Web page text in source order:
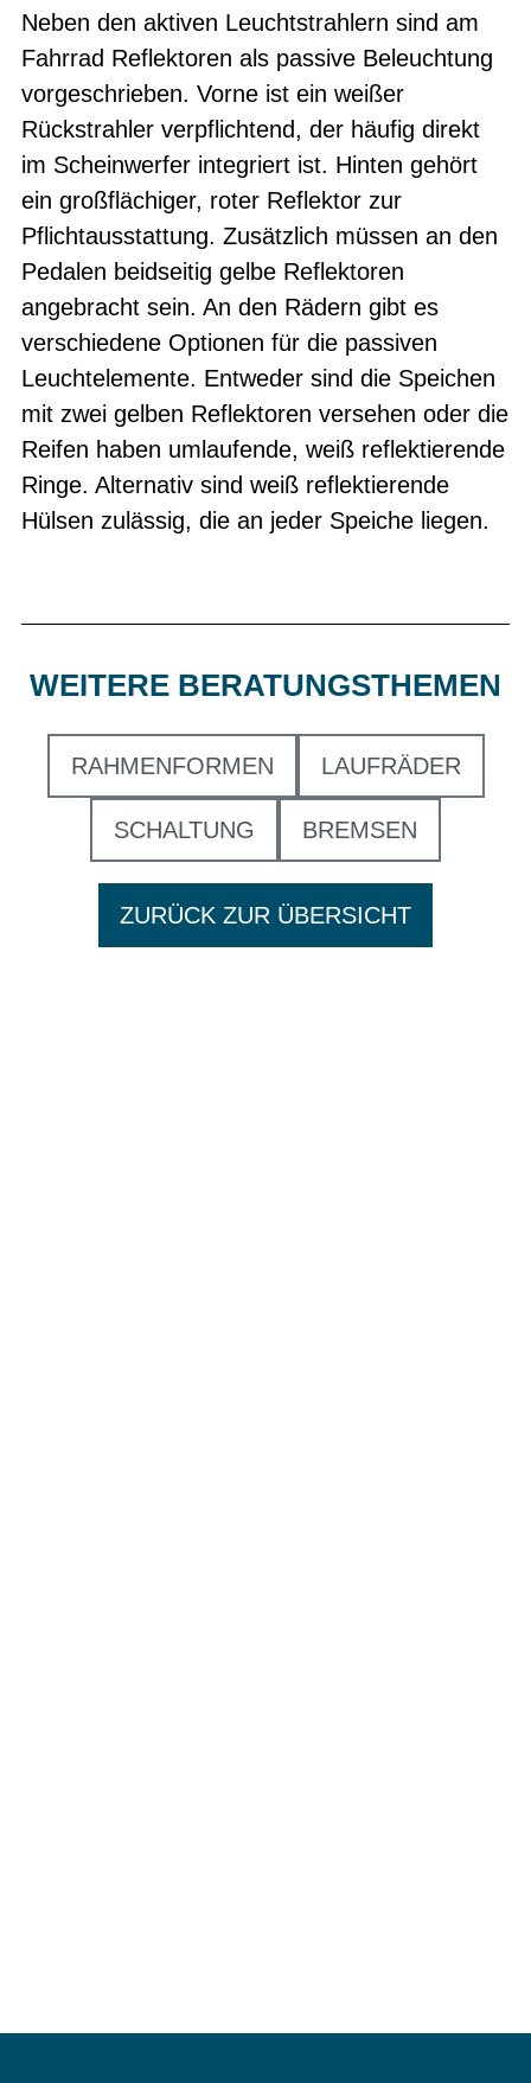
Neben den aktiven Leuchtstrahlern sind am
Fahrrad Reflektoren als passive Beleuchtung
vorgeschrieben. Vorne ist ein weißer
Rückstrahler verpflichtend, der häufig direkt
im Scheinwerfer integriert ist. Hinten gehört
ein großflächiger, roter Reflektor zur
Pflichtausstattung. Zusätzlich müssen an den
Pedalen beidseitig gelbe Reflektoren
angebracht sein. An den Rädern gibt es
verschiedene Optionen für die passiven
Leuchtelemente. Entweder sind die Speichen
mit zwei gelben Reflektoren versehen oder die
Reifen haben umlaufende, weiß reflektierende
Ringe. Alternativ sind weiß reflektierende
Hülsen zulässig, die an jeder Speiche liegen.
WEITERE BERATUNGSTHEMEN
RAHMENFORMEN LAUFRÄDER
SCHALTUNG BREMSEN
ZURÜCK ZUR ÜBERSICHT